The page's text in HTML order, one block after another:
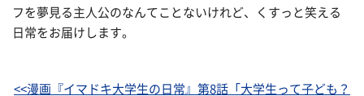
フを夢見る主人公のなんてことないけれど、くすっと笑える
日常をお届けします。
<<漫画『イマドキ大学生の日常』第8話「大学生って子ども？